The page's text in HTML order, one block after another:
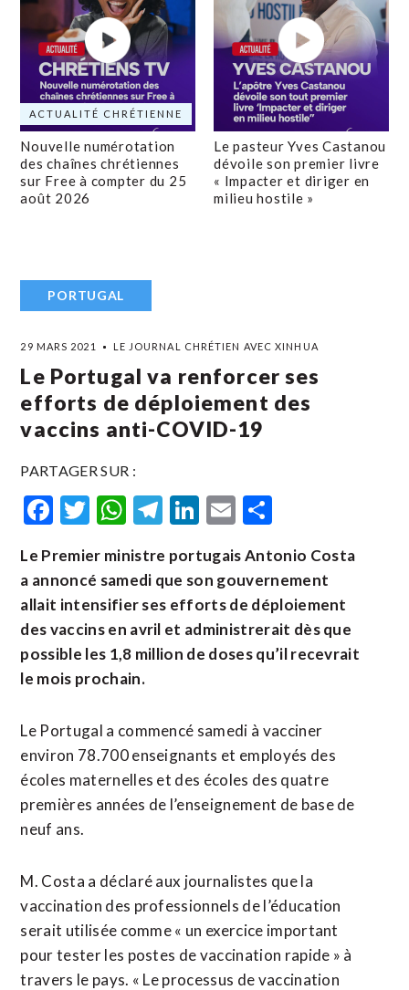
ACTUALITÉ CHRÉTIENNE
Nouvelle numérotation
des chaînes chrétiennes
sur Free à compter du 25
août 2026
Le pasteur Yves Castanou
dévoile son premier livre
« Impacter et diriger en
milieu hostile »
PORTUGAL
29 MARS 2021 LE JOURNAL CHRÉTIEN AVEC XINHUA
Le Portugal va renforcer ses
efforts de déploiement des
vaccins anti-COVID-19
PARTAGER SUR :
Facebook
Twitter
WhatsApp
Telegram
LinkedIn
Email
Le Premier ministre portugais Antonio Costa
a annoncé samedi que son gouvernement
allait intensifier ses efforts de déploiement
des vaccins en avril et administrerait dès que
possible les 1,8 million de doses qu’il recevrait
le mois prochain.
Le Portugal a commencé samedi à vacciner
environ 78.700 enseignants et employés des
écoles maternelles et des écoles des quatre
premières années de l’enseignement de base de
neuf ans.
M. Costa a déclaré aux journalistes que la
vaccination des professionnels de l’éducation
serait utilisée comme « un exercice important
pour tester les postes de vaccination rapide » à
travers le pays. « Le processus de vaccination